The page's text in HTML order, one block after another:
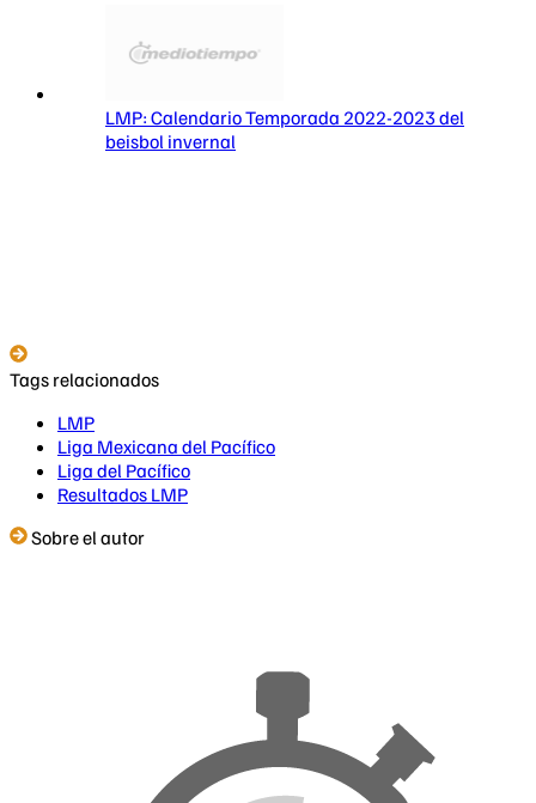
LMP: Calendario Temporada 2022-2023 del
beisbol invernal
Tags relacionados
LMP
Liga Mexicana del Pacífico
Liga del Pacífico
Resultados LMP
Sobre el autor